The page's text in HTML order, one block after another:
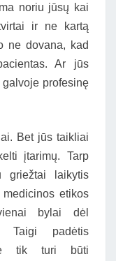
noriu jūsų kai
ir ne kartą
ne dovana, kad
Ar jūs
profesinę
Bet jūs taikliai
įtarimų. Tarp
griežtai laikytis
etikos
bylai dėl
Taigi padėtis
tik turi būti